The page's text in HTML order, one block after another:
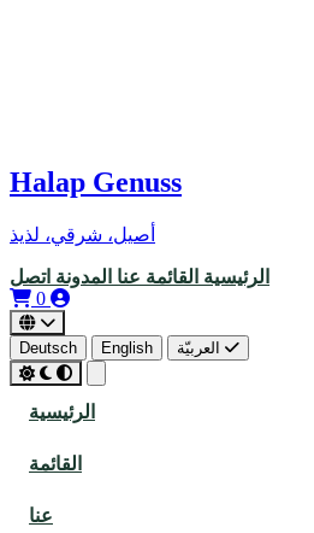
Halap Genuss
أصيل، شرقي، لذيذ
الرئيسية القائمة عنا المدونة اتصل
0
Deutsch English
الرئيسية
القائمة
عنا